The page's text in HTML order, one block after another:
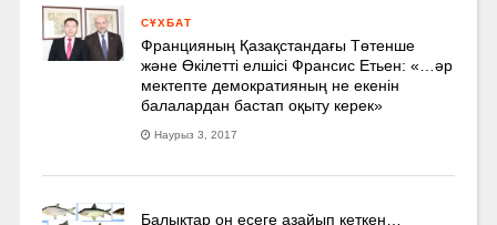
СҰХБАТ
Францияның Қазақстандағы Төтенше
және Өкілетті елшісі Франсис Етьен: «…әр
мектепте демократияның не екенін
балалардан бастап оқыту керек»
Наурыз 3, 2017
Балықтар он есеге азайып кеткен…